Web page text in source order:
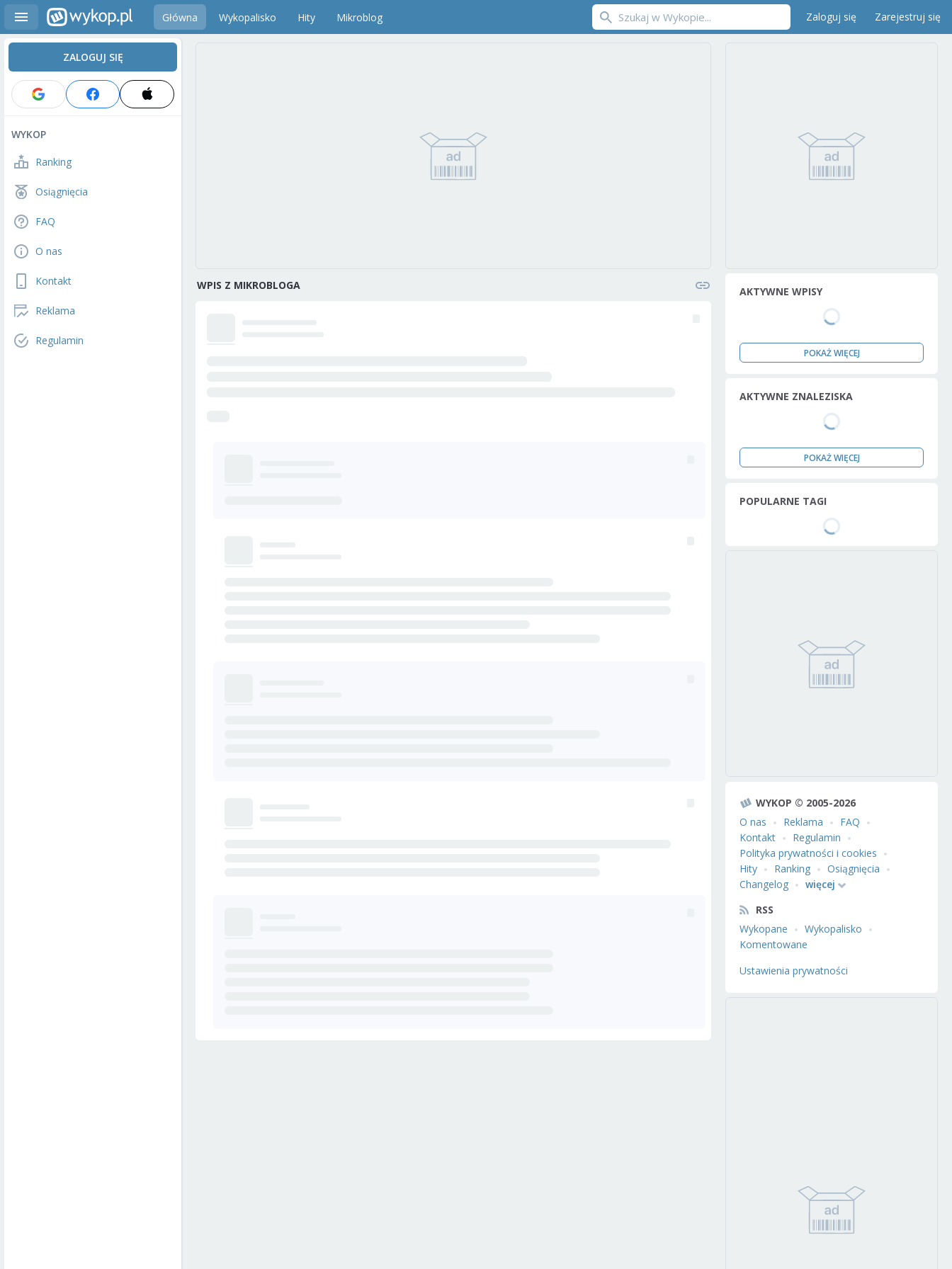
Główna Wykopalisko Hity Mikroblog Zaloguj się Zarejestruj się
ZALOGUJ SIĘ
WYKOP
Ranking
Osiągnięcia
FAQ
O nas
Kontakt
Reklama
Regulamin
WPIS Z MIKROBLOGA AKTYWNE WPISY
POKAŻ WIĘCEJ
AKTYWNE ZNALEZISKA
POKAŻ WIĘCEJ
POPULARNE TAGI
WYKOP © 2005-2026
O nas
Reklama
FAQ
Kontakt
Regulamin
Polityka prywatności i cookies
Hity
Ranking
Osiągnięcia
Changelog
więcej
RSS
Wykopane
Wykopalisko
Komentowane
Ustawienia prywatności